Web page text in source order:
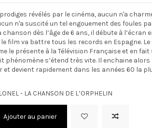
révélés par le cinéma, aucun n'a
n'a suscité un tel engouement des foules
dès l’âge de 6 ans, il débute à l’écran
le film va battre tous les records en Espagne.
le présente à la Télévision Française et en fait
phénomène s’étend très vite. Il enchaine
et devient rapidement dans les années 60 la
- LA CHANSON DE L’ORPHELIN
Ajouter au panier